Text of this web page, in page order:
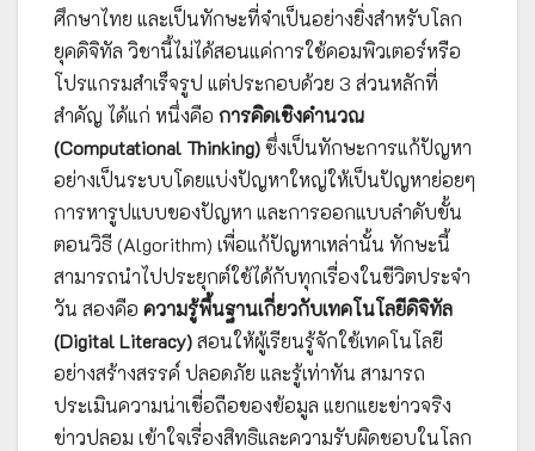
ศึกษาไทย และเป็นทักษะที่จำเป็นอย่างยิ่งสำหรับโลก
ยุคดิจิทัล วิชานี้ไม่ได้สอนแค่การใช้คอมพิวเตอร์หรือ
โปรแกรมสำเร็จรูป แต่ประกอบด้วย 3 ส่วนหลักที่
สำคัญ ได้แก่ หนึ่งคือ การคิดเชิงคำนวณ
(Computational Thinking) ซึ่งเป็นทักษะการแก้ปัญหา
อย่างเป็นระบบโดยแบ่งปัญหาใหญ่ให้เป็นปัญหาย่อยๆ
การหารูปแบบของปัญหา และการออกแบบลำดับขั้น
ตอนวิธี (Algorithm) เพื่อแก้ปัญหาเหล่านั้น ทักษะนี้
สามารถนำไปประยุกต์ใช้ได้กับทุกเรื่องในชีวิตประจำ
วัน สองคือ ความรู้พื้นฐานเกี่ยวกับเทคโนโลยีดิจิทัล
(Digital Literacy)สอนให้ผู้เรียนรู้จักใช้เทคโนโลยี
อย่างสร้างสรรค์ ปลอดภัย และรู้เท่าทัน สามารถ
ประเมินความน่าเชื่อถือของข้อมูล แยกแยะข่าวจริง
ข่าวปลอม เข้าใจเรื่องสิทธิและความรับผิดชอบในโลก